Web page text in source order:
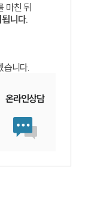
마친 뒤
니다.
습니다.
온라인상담